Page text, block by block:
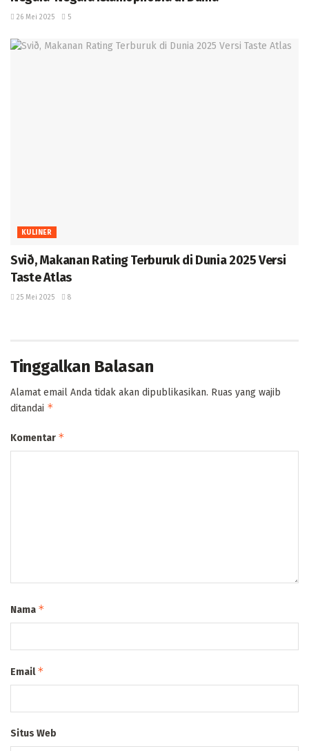
26 Mei 2025 5
KULINER
Svið, Makanan Rating Terburuk di Dunia 2025 Versi
Taste Atlas ‎
25 Mei 2025 8
Tinggalkan Balasan
Alamat email Anda tidak akan dipublikasikan. Ruas yang wajib
ditandai *
Komentar *
Nama *
Email*
Situs Web